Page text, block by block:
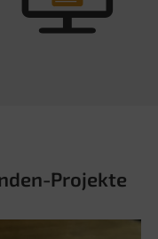
Projekte